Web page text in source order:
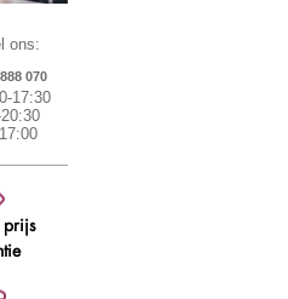
ons:
070
17:30
prijs